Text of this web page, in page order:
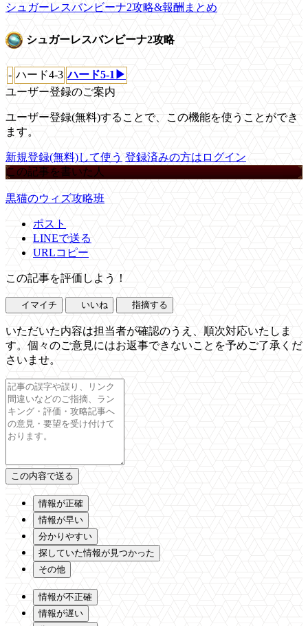
シュガーレスバンビーナ2攻略&報酬まとめ
シュガーレスバンビーナ2攻略
- ハード4-3 ハード5-1▶
ユーザー登録のご案内
ユーザー登録(無料)することで、この機能を使うことができ
ます。
新規登録(無料)して使う 登録済みの方はログイン
この記事を書いた人
黒猫のウィズ攻略班
ポスト
LINEで送る
URLコピー
この記事を評価しよう！
イマイチ いいね 指摘する
いただいた内容は担当者が確認のうえ、順次対応いたしま
す。個々のご意見にはお返事できないことを予めご了承くだ
さいませ。
情報が正確
情報が早い
分かりやすい
探していた情報が見つかった
その他
情報が不正確
情報が遅い